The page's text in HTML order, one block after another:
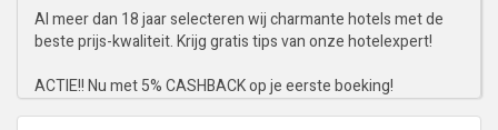
Al meer dan 18 jaar selecteren wij charmante hotels met de
beste prijs-kwaliteit. Krijg gratis tips van onze hotelexpert!
ACTIE!! Nu met 5% CASHBACK op je eerste boeking!